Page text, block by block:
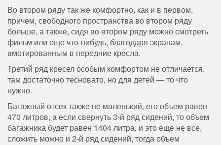
Во втором ряду так же комфортно, как и в первом,
причем, свободного пространства во втором ряду
больше, а также, сидя во втором ряду можно смотреть
фильм или еще что-нибудь, благодаря экранам,
вмотированным в передние кресла.
Третий ряд кресел особым комфортом не отличается,
там достаточно тесновато, но для детей — то что
нужно.
Багажный отсек также не маленький, его объем равен
470 литров, а если свернуть 3-й ряд сидений, то объем
багажника будет равен 1404 литра, и это еще не все,
сложить можно и 2-й ряд сидений, тогда объем